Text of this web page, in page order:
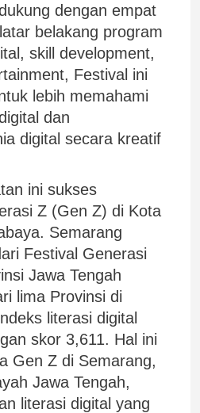
dengan empat
belakang program
skill development,
Festival ini
lebih memahami
dan
digital secara kreatif
ini sukses
Z (Gen Z) di Kota
Semarang
Festival Generasi
Jawa Tengah
lima Provinsi di
literasi digital
skor 3,611. Hal ini
Gen Z di Semarang,
Jawa Tengah,
literasi digital yang